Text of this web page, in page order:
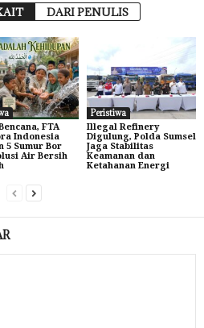
DARI PENULIS
FTA
Indonesia
5 Sumur Bor
Air Bersih
Peristiwa
Illegal Refinery
Digulung, Polda Sumsel
Jaga Stabilitas
Keamanan dan
Ketahanan Energi